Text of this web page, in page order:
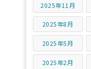
2025年11月
2025年8月
2025年5月
2025年2月